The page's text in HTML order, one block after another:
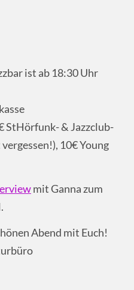
ist ab 18:30 Uhr
StHörfunk- & Jazzclub-
10€ Young
mit Ganna zum
Abend mit Euch!